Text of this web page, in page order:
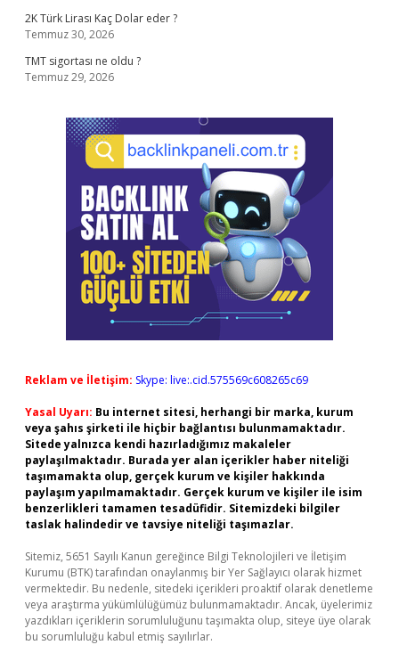
2K Türk Lirası Kaç Dolar eder ?
Temmuz 30, 2026
TMT sigortası ne oldu ?
Temmuz 29, 2026
Reklam ve İletişim: Skype: live:.cid.575569c608265c69
Yasal Uyarı: Bu internet sitesi, herhangi bir marka, kurum
veya şahıs şirketi ile hiçbir bağlantısı bulunmamaktadır.
Sitede yalnızca kendi hazırladığımız makaleler
paylaşılmaktadır. Burada yer alan içerikler haber niteliği
taşımamakta olup, gerçek kurum ve kişiler hakkında
paylaşım yapılmamaktadır. Gerçek kurum ve kişiler ile isim
benzerlikleri tamamen tesadüfidir. Sitemizdeki bilgiler
taslak halindedir ve tavsiye niteliği taşımazlar.
Sitemiz, 5651 Sayılı Kanun gereğince Bilgi Teknolojileri ve İletişim
Kurumu (BTK) tarafından onaylanmış bir Yer Sağlayıcı olarak hizmet
vermektedir. Bu nedenle, sitedeki içerikleri proaktif olarak denetleme
veya araştırma yükümlülüğümüz bulunmamaktadır. Ancak, üyelerimiz
yazdıkları içeriklerin sorumluluğunu taşımakta olup, siteye üye olarak
bu sorumluluğu kabul etmiş sayılırlar.